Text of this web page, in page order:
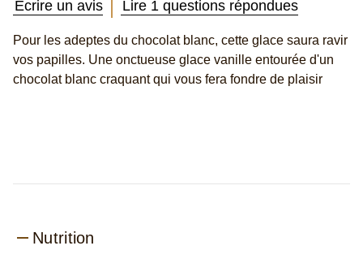
soumise
ce
product
Écrire un avis Lire 1 questions répondues
Pour les adeptes du chocolat blanc, cette glace saura ravir
vos papilles. Une onctueuse glace vanille entourée d'un
chocolat blanc craquant qui vous fera fondre de plaisir
Nutrition